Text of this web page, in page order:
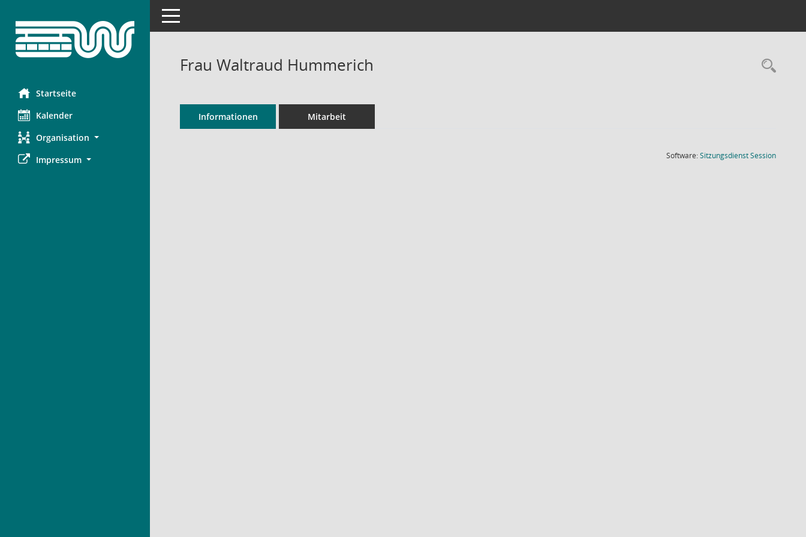
Startseite
Kalender
Organisation
Impressum
Toggle navigation
Frau Waltraud Hummerich
Informationen Mitarbeit
Software:SitzungsdienstSession(Wird in